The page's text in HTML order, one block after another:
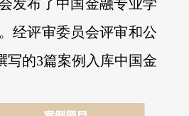
发布了中国金融专业学
经评审委员会评审和公
写的3篇案例入库中国金